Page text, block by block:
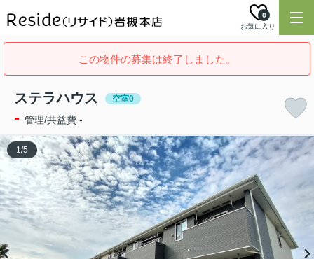
お気に入り
0
この物件の募集は終了しました。
ステラハウス 空室0
- 管理/共益費 -
1/5